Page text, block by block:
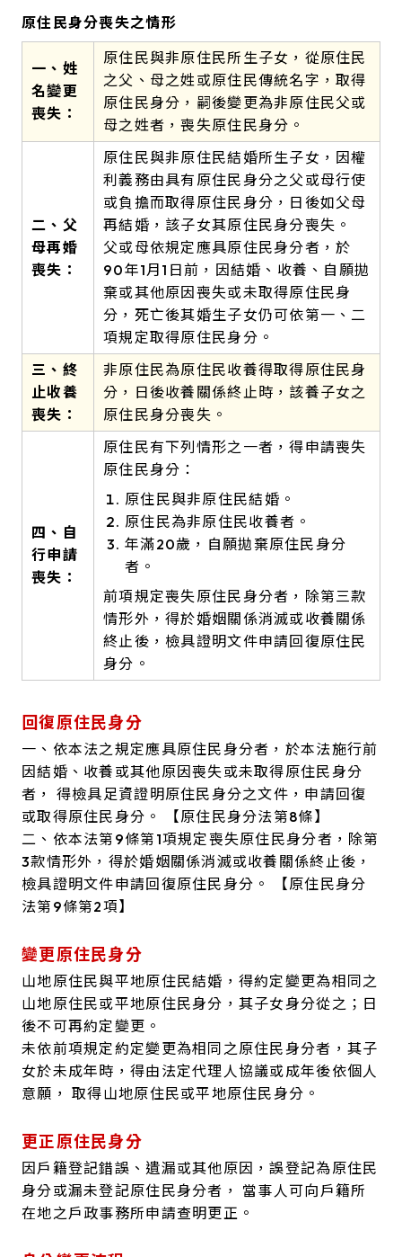
原住民身分喪失之情形
一、姓
名變更
喪失：
原住民與非原住民所生子女，從原住民
之父、母之姓或原住民傳統名字，取得
原住民身分，嗣後變更為非原住民父或
母之姓者，喪失原住民身分。
二、父
母再婚
喪失：
原住民與非原住民結婚所生子女，因權
利義務由具有原住民身分之父或母行使
或負擔而取得原住民身分，日後如父母
再結婚，該子女其原住民身分喪失。
父或母依規定應具原住民身分者，於
90年1月1日前，因結婚、收養、自願拋
棄或其他原因喪失或未取得原住民身
分，死亡後其婚生子女仍可依第一、二
項規定取得原住民身分。
三、終
止收養
喪失：
非原住民為原住民收養得取得原住民身
分，日後收養關係終止時，該養子女之
原住民身分喪失。
四、自
行申請
喪失：
原住民有下列情形之一者，得申請喪失
原住民身分：
原住民與非原住民結婚。
原住民為非原住民收養者。
年滿20歲，自願拋棄原住民身分
者。
前項規定喪失原住民身分者，除第三款
情形外，得於婚姻關係消滅或收養關係
終止後，檢具證明文件申請回復原住民
身分。
回復原住民身分
一、依本法之規定應具原住民身分者，於本法施行前
因結婚、收養或其他原因喪失或未取得原住民身分
者， 得檢具足資證明原住民身分之文件，申請回復
或取得原住民身分。
【原住民身分法第8條】
二、依本法第9條第1項規定喪失原住民身分者，除第
3款情形外，得於婚姻關係消滅或收養關係終止後，
檢具證明文件申請回復原住民身分。
【原住民身分
法第9條第2項】
變更原住民身分
山地原住民與平地原住民結婚，得約定變更為相同之
山地原住民或平地原住民身分，其子女身分從之；日
後不可再約定變更。
未依前項規定約定變更為相同之原住民身分者，其子
女於未成年時，得由法定代理人協議或成年後依個人
意願， 取得山地原住民或平地原住民身分。
更正原住民身分
因戶籍登記錯誤、遺漏或其他原因，誤登記為原住民
身分或漏未登記原住民身分者， 當事人可向戶籍所
在地之戶政事務所申請查明更正。